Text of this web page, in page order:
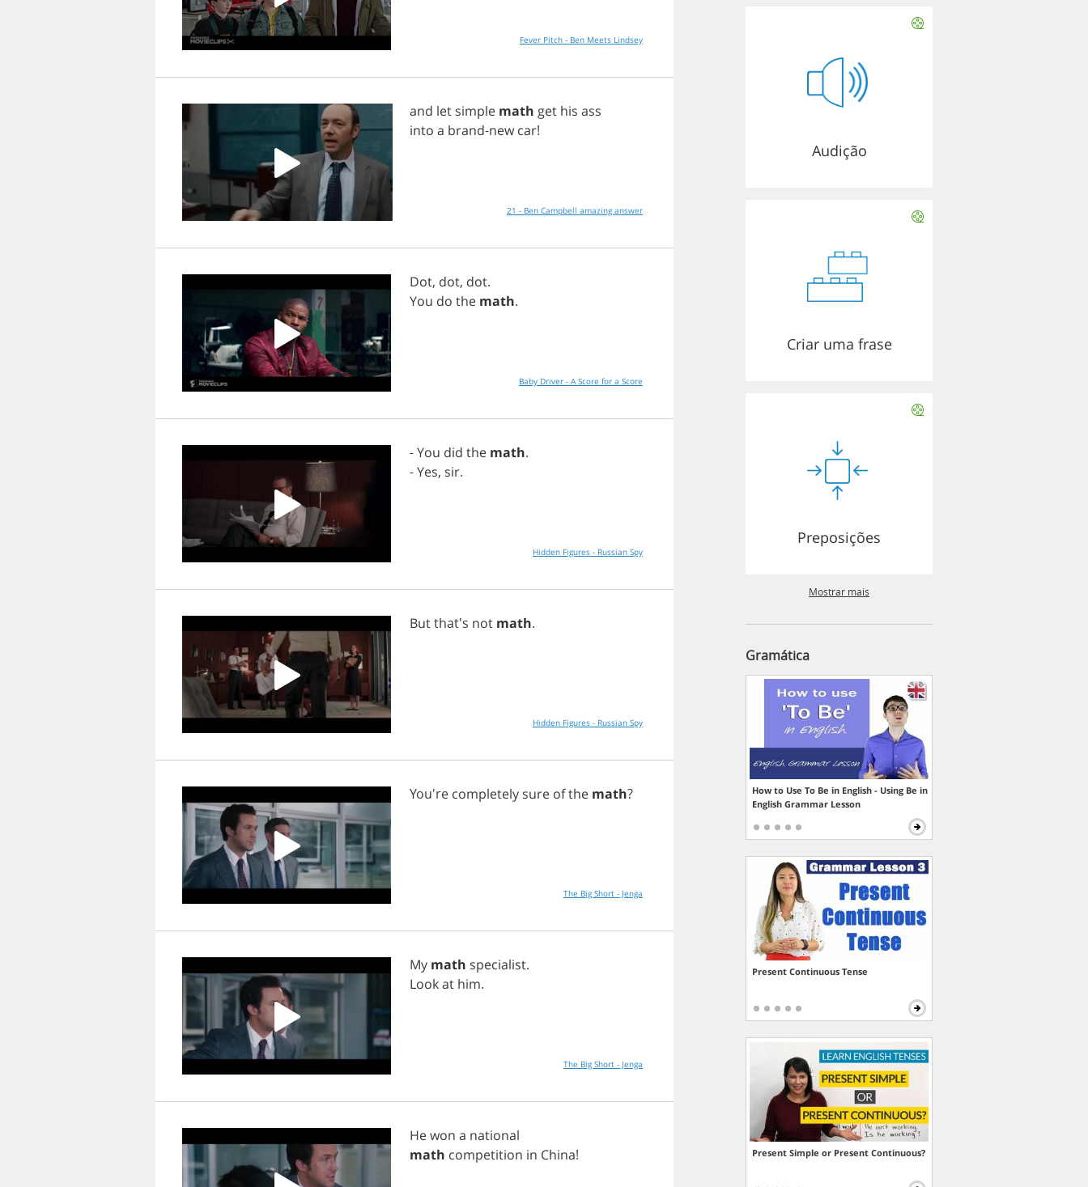
Fever Pitch - Ben Meets Lindsey
and let simple math get his ass
into a brand-new car!
21 - Ben Campbell amazing answer
Dot, dot, dot.
You do the math.
Baby Driver - A Score for a Score
-You did the math.
-Yes, sir.
Hidden Figures - Russian Spy
Butthat's not math.
Hidden Figures - Russian Spy
You're completely sure ofthe math?
The Big Short - Jenga
My math specialist.
Lookat him.
The Big Short - Jenga
Hewon a national
math competition in China!
Audição
Criar uma frase
Preposições
Mostrar mais
Gramática
How to Use To Be in English - Using Be in
English Grammar Lesson
Present Continuous Tense
Present Simple or Present Continuous?